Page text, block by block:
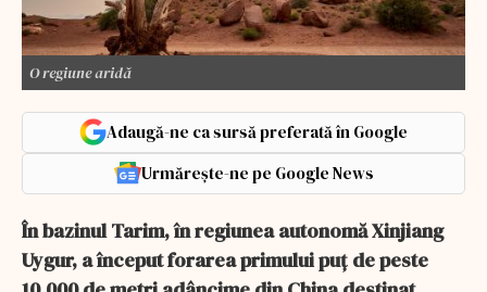
O regiune aridă
Adaugă-ne ca sursă preferată în Google
Urmărește-ne pe Google News
În bazinul Tarim, în regiunea autonomă Xinjiang
Uygur, a început forarea primului puț de peste